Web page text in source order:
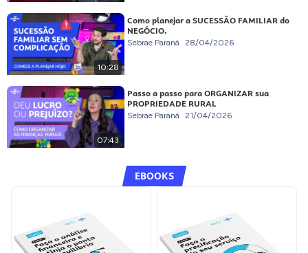
10:28
Como planejar a SUCESSÃO FAMILIAR do
NEGÓCIO.
Sebrae Paraná 28/04/2026
07:43
Passo a passo para ORGANIZAR sua
PROPRIEDADE RURAL
Sebrae Paraná 21/04/2026
EBOOKS